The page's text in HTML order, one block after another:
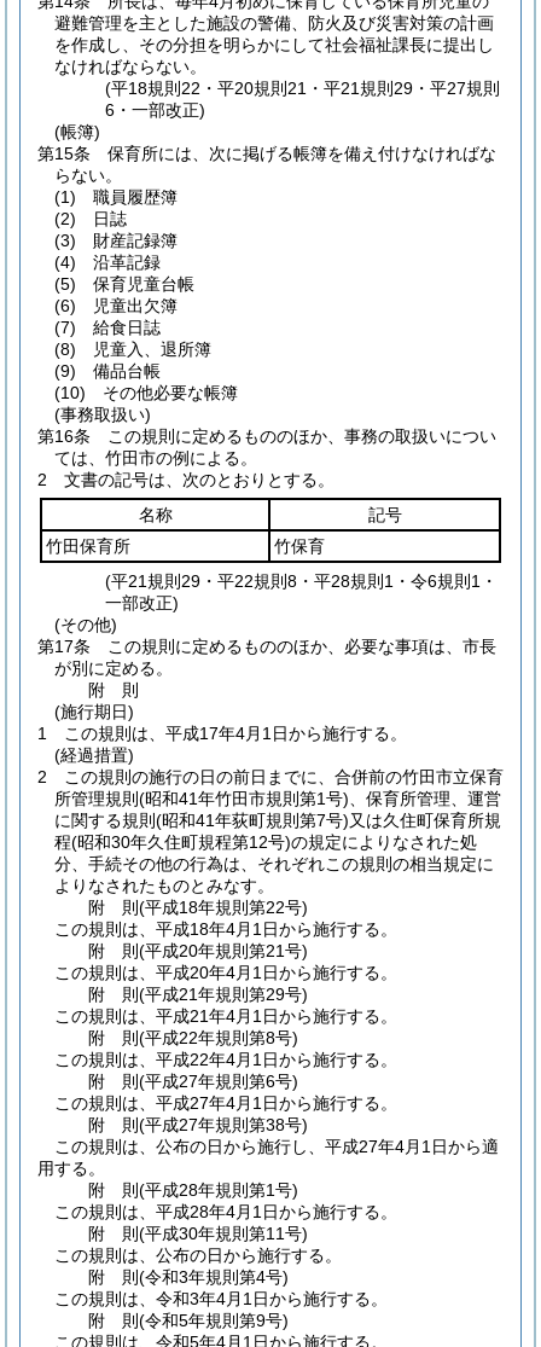
避難管理を主とした施設の警備、防火及び災害対策の計画
を作成し、その分担を明らかにして社会福祉課長に提出し
なければならない。
(平18規則22・平20規則21・平21規則29・平27規則
6・一部改正)
(帳簿)
第15条
保育所には、次に掲げる帳簿を備え付けなければな
らない。
(1)
職員履歴簿
(2)
日誌
(3)
財産記録簿
(4)
沿革記録
(5)
保育児童台帳
(6)
児童出欠簿
(7)
給食日誌
(8)
児童入、退所簿
(9)
備品台帳
(10)
その他必要な帳簿
(事務取扱い)
第16条
この規則に定めるもののほか、事務の取扱いについ
ては、竹田市の例による。
2
文書の記号は、次のとおりとする。
名称
記号
竹田保育所
竹保育
(平21規則29・平22規則8・平28規則1・令6規則1・
一部改正)
(その他)
第17条
この規則に定めるもののほか、必要な事項は、市長
が別に定める。
附 則
(施行期日)
1
この規則は、平成17年4月1日から施行する。
(経過措置)
2
この規則の施行の日の前日までに、合併前の竹田市立保育
所管理規則 (昭和41年竹田市規則第1号) 、保育所管理、運営
に関する規則 (昭和41年荻町規則第7号)又は久住町保育所規
程(昭和30年久住町規程第12号)の規定によりなされた処
分、手続その他の行為は、それぞれこの規則の相当規定に
よりなされたものとみなす。
附 則(平成18年規則第22号)
この規則は、平成18年4月1日から施行する。
附 則(平成20年規則第21号)
この規則は、平成20年4月1日から施行する。
附 則(平成21年規則第29号)
この規則は、平成21年4月1日から施行する。
附 則(平成22年規則第8号)
この規則は、平成22年4月1日から施行する。
附 則(平成27年規則第6号)
この規則は、平成27年4月1日から施行する。
附 則(平成27年規則第38号)
この規則は、公布の日から施行し、平成27年4月1日から適
用する。
附 則(平成28年規則第1号)
この規則は、平成28年4月1日から施行する。
附 則(平成30年規則第11号)
この規則は、公布の日から施行する。
附 則(令和3年規則第4号)
この規則は、令和3年4月1日から施行する。
附 則(令和5年規則第9号)
この規則は、令和5年4月1日から施行する。